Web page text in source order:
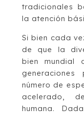
tradicionales
la atención
Si bien cada
de que la
bien mundial
número de
acelerado,
humana.